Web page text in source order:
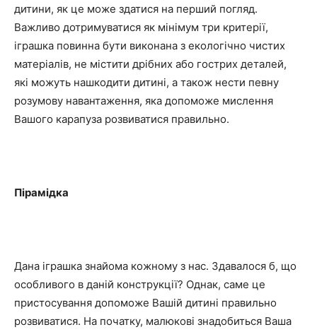
дитини, як це може здатися на перший погляд.
Важливо дотримуватися як мінімум три критерії,
іграшка повинна бути виконана з екологічно чистих
матеріалів, не містити дрібних або гострих деталей,
які можуть нашкодити дитині, а також нести певну
розумову навантаження, яка допоможе мислення
Вашого карапуза розвиватися правильно.
Пірамідка
Дана іграшка знайома кожному з нас. Здавалося б, що
особливого в даній конструкції? Однак, саме це
пристосування допоможе Вашій дитині правильно
розвиватися. На початку, малюкові знадобиться Ваша